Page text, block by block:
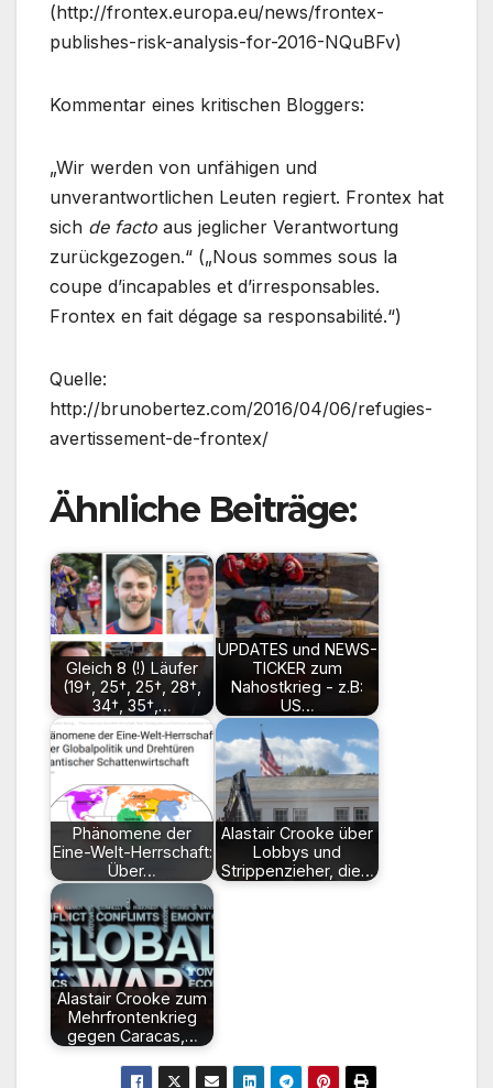
(http://frontex.europa.eu/news/frontex-
publishes-risk-analysis-for-2016-NQuBFv)
Kommentar eines kritischen Bloggers:
„Wir werden von unfähigen und
unverantwortlichen Leuten regiert. Frontex hat
sich de facto aus jeglicher Verantwortung
zurückgezogen.“ („Nous sommes sous la
coupe d’incapables et d’irresponsables.
Frontex en fait dégage sa responsabilité.“)
Quelle:
http://brunobertez.com/2016/04/06/refugies-
avertissement-de-frontex/
Ähnliche Beiträge:
Gleich 8 (!) Läufer
(19†, 25†, 25†, 28†,
34†, 35†,…
UPDATES und NEWS-
TICKER zum
Nahostkrieg - z.B:
US…
Phänomene der
Eine-Welt-Herrschaft:
Über…
Alastair Crooke über
Lobbys und
Strippenzieher, die…
Alastair Crooke zum
Mehrfrontenkrieg
gegen Caracas,…